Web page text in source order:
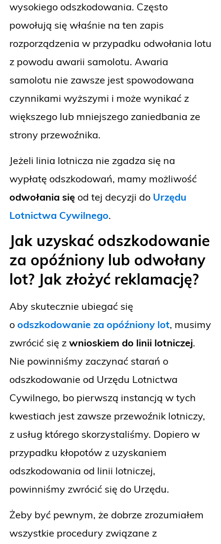
wysokiego odszkodowania. Często
powołują się właśnie na ten zapis
rozporządzenia w przypadku odwołania lotu
z powodu awarii samolotu. Awaria
samolotu nie zawsze jest spowodowana
czynnikami wyższymi i może wynikać z
większego lub mniejszego zaniedbania ze
strony przewoźnika.
Jeżeli linia lotnicza nie zgadza się na
wypłatę odszkodowań, mamy możliwość
odwołania się od tej decyzji do Urzędu
Lotnictwa Cywilnego.
Jak uzyskać odszkodowanie
za opóźniony lub odwołany
lot? Jak złożyć reklamację?
Aby skutecznie ubiegać się
o odszkodowanie za opóźniony lot, musimy
zwrócić się z wnioskiem do linii lotniczej.
Nie powinniśmy zaczynać starań o
odszkodowanie od Urzędu Lotnictwa
Cywilnego, bo pierwszą instancją w tych
kwestiach jest zawsze przewoźnik lotniczy,
z usług którego skorzystaliśmy. Dopiero w
przypadku kłopotów z uzyskaniem
odszkodowania od linii lotniczej,
powinniśmy zwrócić się do Urzędu.
Żeby być pewnym, że dobrze zrozumiałem
wszystkie procedury związane z